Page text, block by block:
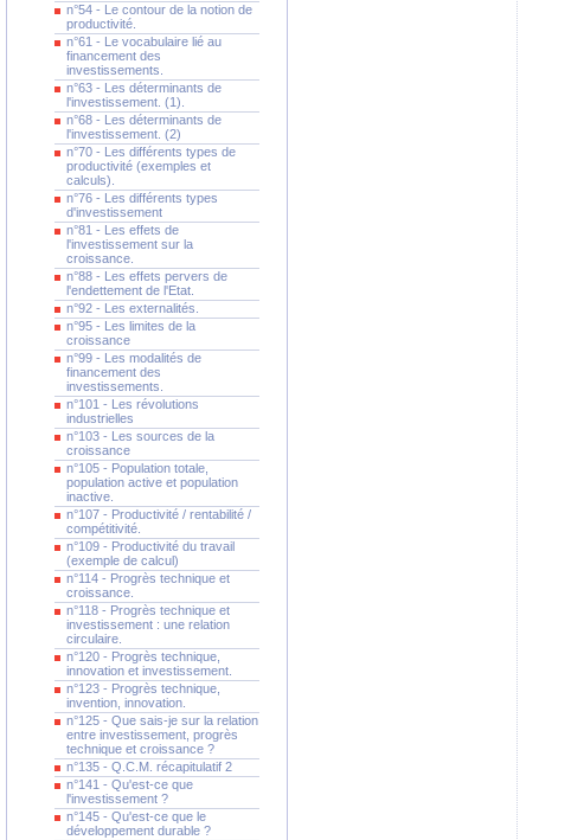
n°54 - Le contour de la notion de
productivité.
n°61 - Le vocabulaire lié au
financement des
investissements.
n°63 - Les déterminants de
l'investissement. (1).
n°68 - Les déterminants de
l'investissement. (2)
n°70 - Les différents types de
productivité (exemples et
calculs).
n°76 - Les différents types
d'investissement
n°81 - Les effets de
l'investissement sur la
croissance.
n°88 - Les effets pervers de
l'endettement de l'Etat.
n°92 - Les externalités.
n°95 - Les limites de la
croissance
n°99 - Les modalités de
financement des
investissements.
n°101 - Les révolutions
industrielles
n°103 - Les sources de la
croissance
n°105 - Population totale,
population active et population
inactive.
n°107 - Productivité / rentabilité /
compétitivité.
n°109 - Productivité du travail
(exemple de calcul)
n°114 - Progrès technique et
croissance.
n°118 - Progrès technique et
investissement : une relation
circulaire.
n°120 - Progrès technique,
innovation et investissement.
n°123 - Progrès technique,
invention, innovation.
n°125 - Que sais-je sur la relation
entre investissement, progrès
technique et croissance ?
n°135 - Q.C.M. récapitulatif 2
n°141 - Qu'est-ce que
l'investissement ?
n°145 - Qu'est-ce que le
développement durable ?